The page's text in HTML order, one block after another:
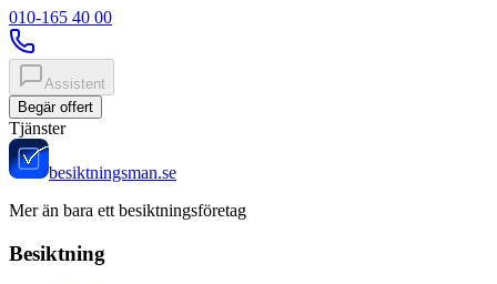
010-165 40 00
Assistent
Begär offert
Tjänster
besiktningsman.se
Mer än bara ett besiktningsföretag
Besiktning